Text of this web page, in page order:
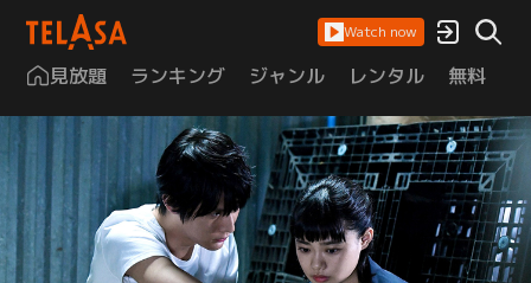
Watch now
見放題 ランキング ジャンル レンタル 無料